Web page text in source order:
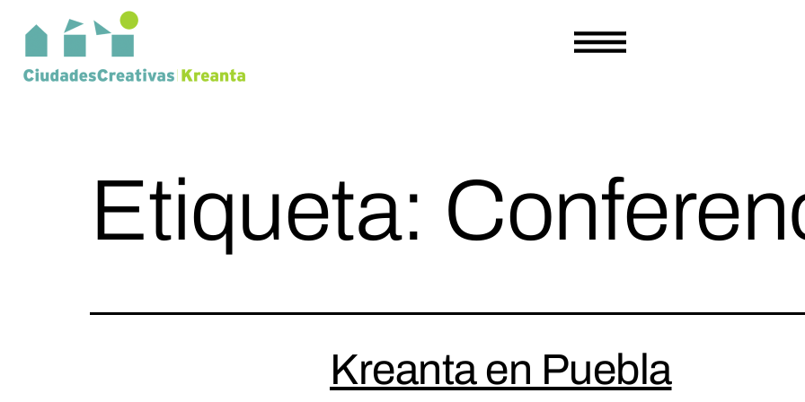
Etiqueta:
Kreanta en Puebla